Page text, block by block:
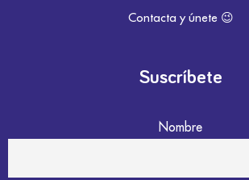
Contacta y únete 😉
Suscríbete
Nombre